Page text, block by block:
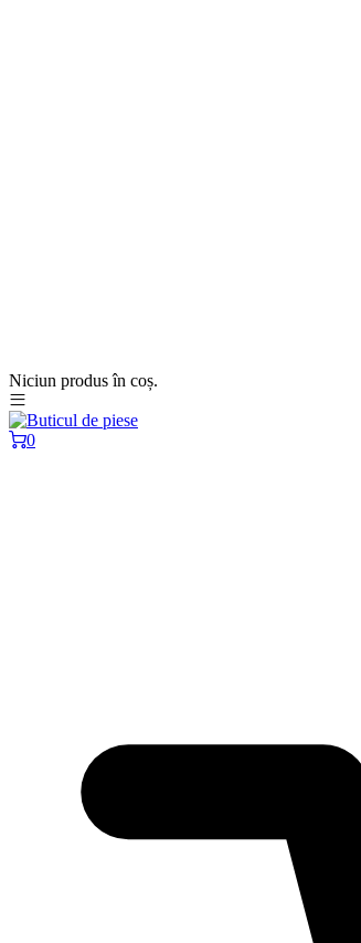
Niciun produs în coș.
0